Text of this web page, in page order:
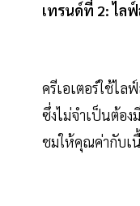
เทรนด์ที่ 2: ไล
ครีเอเตอร์ใช้ไ
ซึ่งไม่จำเป็นต้อ
ชมให้คุณค่ากับเ